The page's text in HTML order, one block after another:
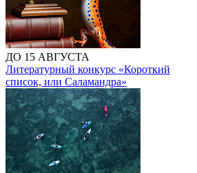
ДО 15 АВГУСТА
Литературный конкурс «Короткий
список, или Саламандра»